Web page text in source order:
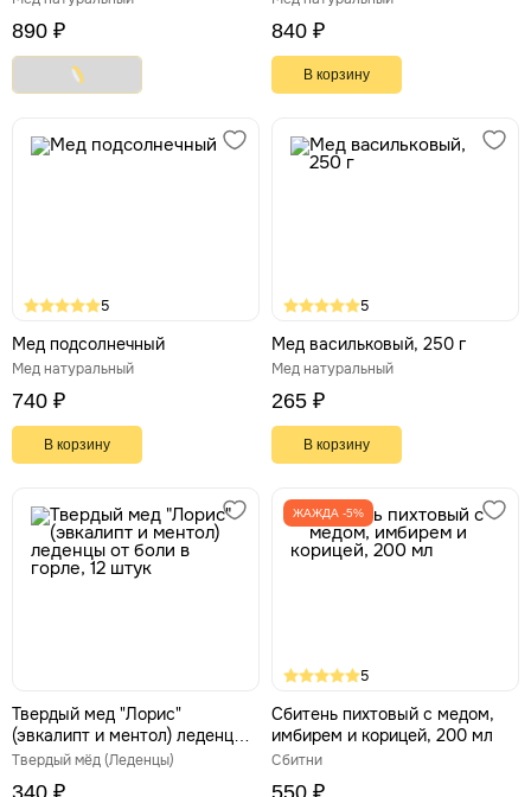
890 ₽ 840 ₽
В корзину
5
Мед подсолнечный
Мед натуральный
740 ₽
В корзину
5
Мед васильковый, 250 г
Мед натуральный
265 ₽
В корзину
Твердый мед "Лорис"
(эвкалипт и ментол) леденцы
от боли в горле, 12 штук
Твердый мёд (Леденцы)
340 ₽
ЖАЖДА -5%
5
Сбитень пихтовый с медом,
имбирем и корицей, 200 мл
Сбитни
550 ₽